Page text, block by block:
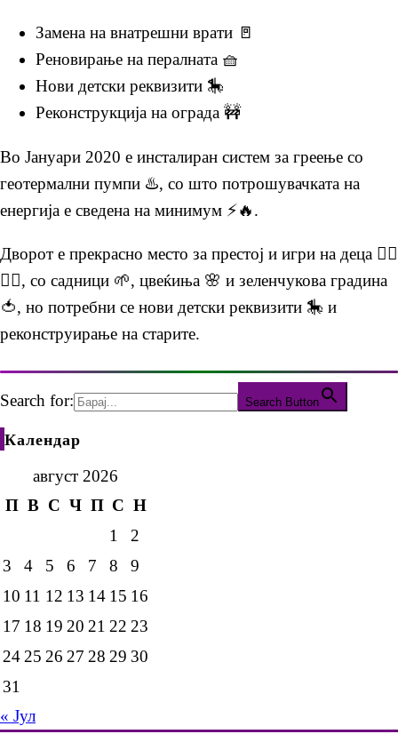
Замена на внатрешни врати 🚪
Реновирање на пералната 🧺
Нови детски реквизити 🎠
Реконструкција на ограда 🚧
Во Јануари 2020 е инсталиран систем за греење со
геотермални пумпи ♨️, со што потрошувачката на
енергија е сведена на минимум ⚡🔥.
Дворот е прекрасно место за престој и игри на деца 🏃‍♂️
🏃‍♀️, со садници 🌱, цвеќиња 🌸 и зеленчукова градина
🍅, но потребни се нови детски реквизити 🎠 и
реконструирање на старите.
Search for: Search Button
Календар
август 2026
П В С Ч П С Н
1
2
3
4 5 6 7 8
9
10 11 12 13 14 15 16
17 18 19 20 21 22 23
2425 26 27 28 29 30
31
« Јул